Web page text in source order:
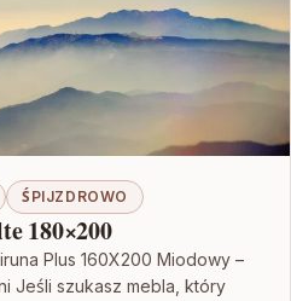
ŚPIJZDROWO
180×200
Plus 160X200 Miodowy –
Jeśli szukasz mebla, który